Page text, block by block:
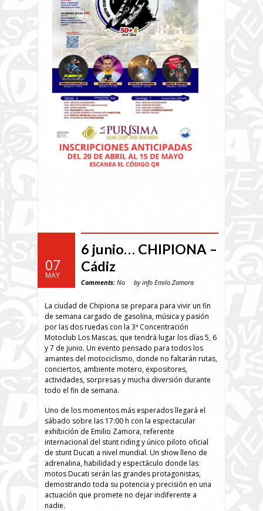
07
MAY
6 junio… CHIPIONA –
Cádiz
Comments: No by info Emilo Zamora
La ciudad de Chipiona se prepara para vivir un fin
de semana cargado de gasolina, música y pasión
por las dos ruedas con la 3ª Concentración
Motoclub Los Mascas, que tendrá lugar los días 5, 6
y 7 de junio. Un evento pensado para todos los
amantes del motociclismo, donde no faltarán rutas,
conciertos, ambiente motero, expositores,
actividades, sorpresas y mucha diversión durante
todo el fin de semana.
Uno de los momentos más esperados llegará el
sábado sobre las 17:00 h con la espectacular
exhibición de Emilio Zamora, referente
internacional del stunt riding y único piloto oficial
de stunt Ducati a nivel mundial. Un show lleno de
adrenalina, habilidad y espectáculo donde las
motos Ducati serán las grandes protagonistas,
demostrando toda su potencia y precisión en una
actuación que promete no dejar indiferente a
nadie.